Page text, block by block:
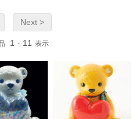
Next >
1 - 11 表示